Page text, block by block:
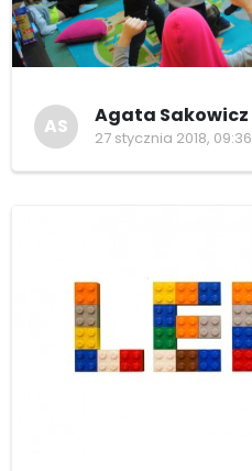
AS Agata Sakowicz
27 stycznia 2018, 09:36